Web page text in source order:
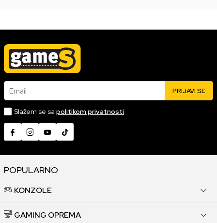
Email PRIJAVI SE
Slažem se sa politikom privatnosti
POPULARNO
KONZOLE
GAMING OPREMA